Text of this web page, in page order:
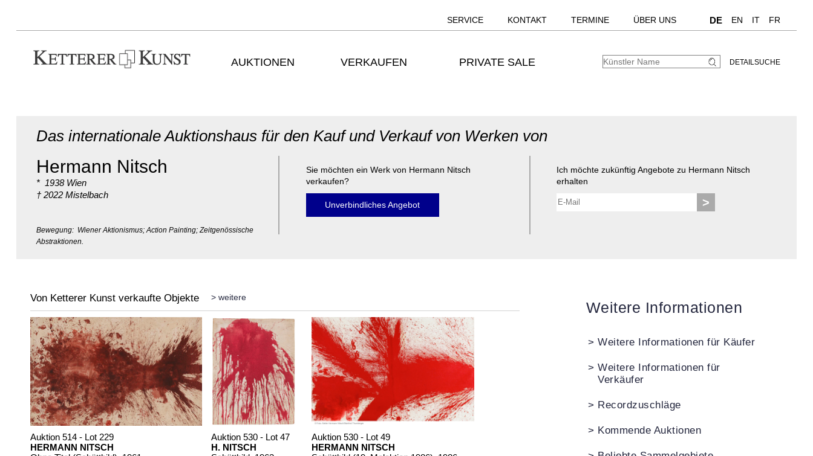
SERVICE KONTAKT TERMINE ÜBER UNS DE EN IT FR
AUKTIONEN VERKAUFEN PRIVATE SALE DETAILSUCHE
Das internationale Auktionshaus für den Kauf und Verkauf von Werken von
Hermann Nitsch
* 1938 Wien
† 2022 Mistelbach
Bewegung: Wiener Aktionismus; Action Painting; Zeitgenössische
Abstraktionen.
Sie möchten ein Werk von Hermann Nitsch
verkaufen?
Unverbindliches Angebot
Ich möchte zukünftig Angebote zu Hermann Nitsch
erhalten
>
Von Ketterer Kunst verkaufte Objekte > weitere
Auktion 514 - Lot 229
HERMANN NITSCH
Auktion 530 - Lot 47
H. NITSCH
Auktion 530 - Lot 49
HERMANN NITSCH
Weitere Informationen
> Weitere Informationen für Käufer
> Weitere Informationen für
Verkäufer
> Recordzuschläge
> Kommende Auktionen